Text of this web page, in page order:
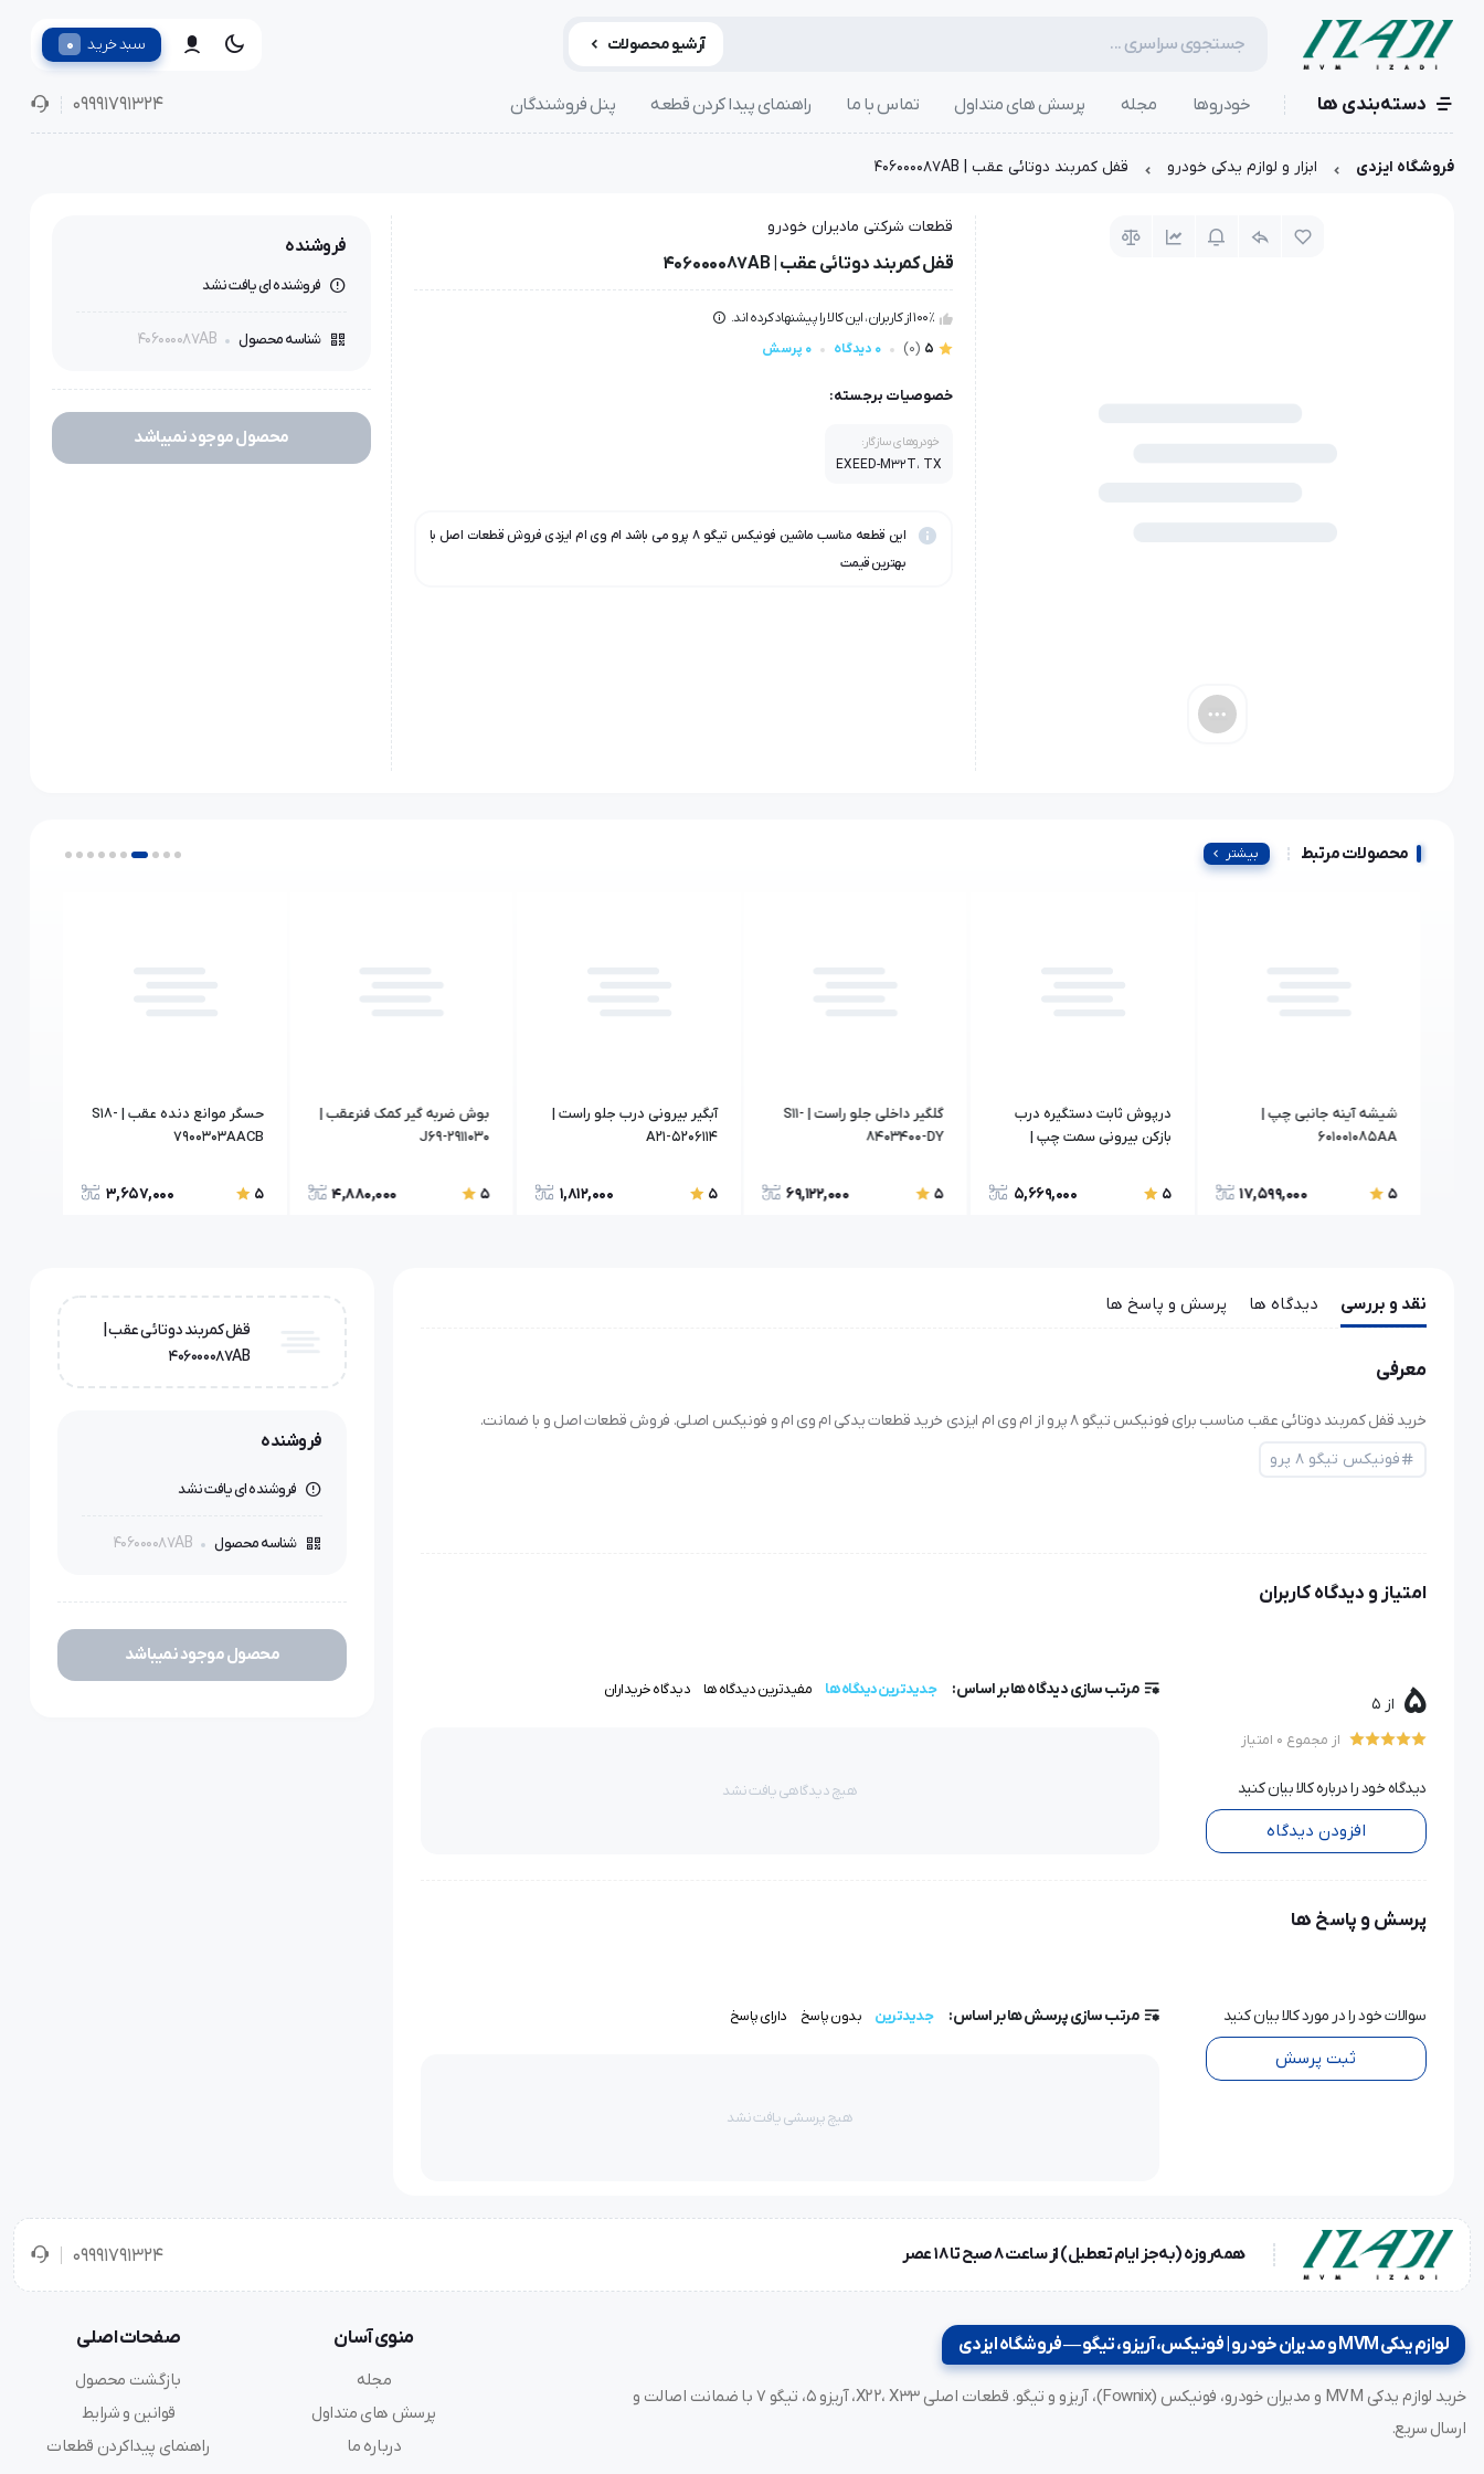
آرشیو محصولات سبد خرید 0
دسته‌بندی ها خودروها مجله پرسش های متداول تماس با ما راهنمای پیدا کردن قطعه پنل فروشندگان 09991791324
فروشگاه ایزدی ابزار و لوازم یدکی خودرو قفل کمربند دوتائی عقب | 406000087AB
قطعات شرکتی مادیران خودرو
قفل کمربند دوتائی عقب | 406000087AB
100٪ از کاربران، این کالا را پیشنهاد کرده اند.
5
(0) 0 دیدگاه 0 پرسش
خصوصیات برجسته:
خودروهای سازگار:
EXEED-M32T، TX
این قطعه مناسب ماشین فونیکس تیگو ۸ پرو می باشد ام وی ام ایزدی فروش قطعات اصل با
بهترین قیمت
فروشنده
فروشنده ای یافت نشد
شناسه محصول 406000087AB
محصول موجود نمیباشد
محصولات مرتبط بیشتر
شیشه آینه جانبی چپ |
601001085AA
5
17,599,000
درپوش ثابت دستگیره درب
بازکن بیرونی سمت چپ |
5
5,669,000
گلگیر داخلی جلو راست | S11-
8403400-DY
5
69,122,000
آبگیر بیرونی درب جلو راست |
A21-5206114
5
1,812,000
بوش ضربه گیر کمک فنرعقب |
J69-2911030
5
4,880,000
حسگر موانع دنده عقب | S18-
7900303AACB
5
3,657,000
نقد و بررسی دیدگاه ها پرسش و پاسخ ها
معرفی
خرید قفل کمربند دوتائی عقب مناسب برای فونیکس تیگو ۸ پرو از ام وی ام ایزدی خرید قطعات یدکی ام وی ام و فونیکس اصلی. فروش قطعات اصل و با ضمانت.
فونیکس تیگو ۸ پرو
امتیاز و دیدگاه کاربران
5 از 5
از مجموع 0 امتیاز
دیدگاه خود را درباره کالا بیان کنید
افزودن دیدگاه
مرتب سازی دیدگاه ها بر اساس: جدیدترین دیدگاه ها مفیدترین دیدگاه ها دیدگاه خریداران
هیچ دیدگاهی یافت نشد
پرسش و پاسخ ها
سوالات خود را در مورد کالا بیان کنید
ثبت پرسش
مرتب سازی پرسش ها بر اساس: جدیدترین بدون پاسخ دارای پاسخ
هیچ پرسشی یافت نشد
قفل کمربند دوتائی عقب |
406000087AB
فروشنده
فروشنده ای یافت نشد
شناسه محصول 406000087AB
محصول موجود نمیباشد
همه‌روزه (به‌جز ایام تعطیل) از ساعت ۸ صبح تا ۱۸ عصر 09991791324
لوازم یدکی MVM و مدیران خودرو | فونیکس، آریزو، تیگو — فروشگاه ایزدی
خرید لوازم یدکی MVM و مدیران خودرو، فونیکس (Fownix)، آریزو و تیگو. قطعات اصلی X22، X33، آریزو ۵، تیگو ۷ با ضمانت اصالت و
ارسال سریع.
منوی آسان
مجله
پرسش های متداول
درباره ما
صفحات اصلی
بازگشت محصول
قوانین و شرایط
راهنمای پیداکردن قطعات